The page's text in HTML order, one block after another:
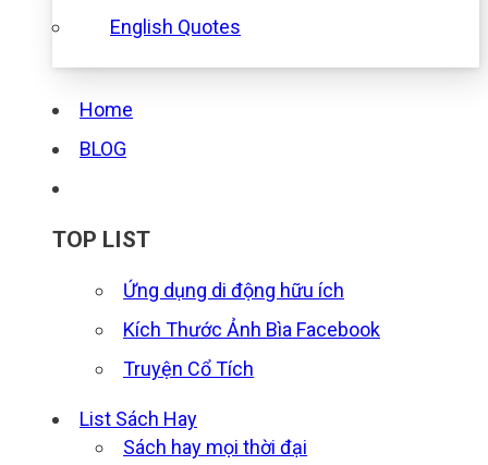
English Quotes
Home
BLOG
TOP LIST
Ứng dụng di động hữu ích
Kích Thước Ảnh Bìa Facebook
Truyện Cổ Tích
List Sách Hay
Sách hay mọi thời đại